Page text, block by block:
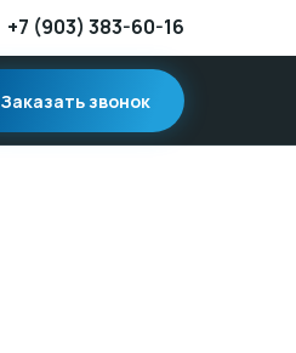
+7 (903) 383-60-16
Заказать звонок